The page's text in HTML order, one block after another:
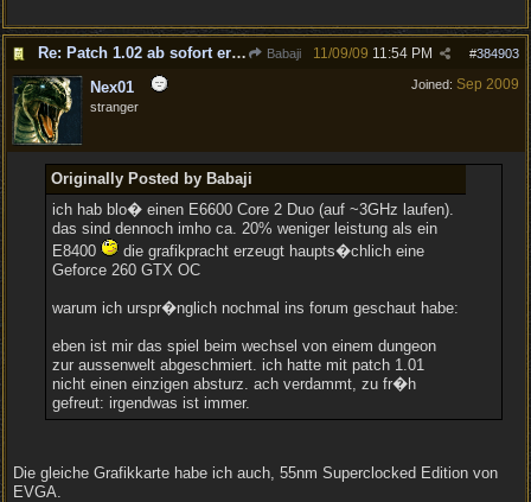
Re: Patch 1.02 ab sofort erh�ltlich! Babaji #384903
11/09/09 11:54 PM
Joined: Sep 2009
Nex01
stranger
Originally Posted by Babaji
ich hab blo� einen E6600 Core 2 Duo (auf ~3GHz laufen).
das sind dennoch imho ca. 20% weniger leistung als ein
E8400
die grafikpracht erzeugt haupts�chlich eine
Geforce 260 GTX OC
warum ich urspr�nglich nochmal ins forum geschaut habe:
eben ist mir das spiel beim wechsel von einem dungeon
zur aussenwelt abgeschmiert. ich hatte mit patch 1.01
nicht einen einzigen absturz. ach verdammt, zu fr�h
gefreut: irgendwas ist immer.
Die gleiche Grafikkarte habe ich auch, 55nm Superclocked Edition von
EVGA.